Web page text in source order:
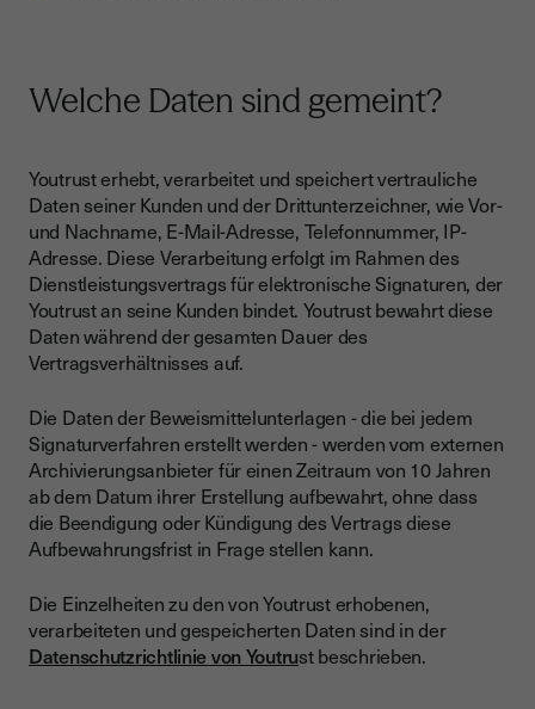
Welche Daten sind gemeint?
Youtrust erhebt, verarbeitet und speichert vertrauliche
Daten seiner Kunden und der Drittunterzeichner, wie Vor-
und Nachname, E-Mail-Adresse, Telefonnummer, IP-
Adresse. Diese Verarbeitung erfolgt im Rahmen des
Dienstleistungsvertrags für elektronische Signaturen, der
Youtrust an seine Kunden bindet. Youtrust bewahrt diese
Daten während der gesamten Dauer des
Vertragsverhältnisses auf.
Die Daten der Beweismittelunterlagen - die bei jedem
Signaturverfahren erstellt werden - werden vom externen
Archivierungsanbieter für einen Zeitraum von 10 Jahren
ab dem Datum ihrer Erstellung aufbewahrt, ohne dass
die Beendigung oder Kündigung des Vertrags diese
Aufbewahrungsfrist in Frage stellen kann.
Die Einzelheiten zu den von Youtrust erhobenen,
verarbeiteten und gespeicherten Daten sind in der
Datenschutzrichtlinie von Youtrust beschrieben.